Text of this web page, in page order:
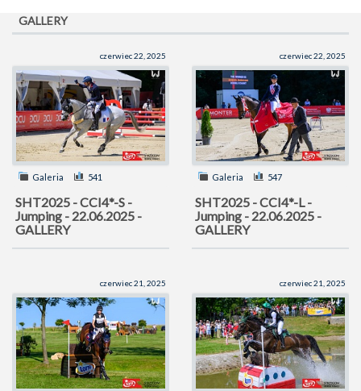
GALLERY
czerwiec 22, 2025
Galeria 541
SHT2025 - CCI4*-S -
Jumping - 22.06.2025 -
GALLERY
czerwiec 22, 2025
Galeria 547
SHT2025 - CCI4*-L -
Jumping - 22.06.2025 -
GALLERY
czerwiec 21, 2025 czerwiec 21, 2025